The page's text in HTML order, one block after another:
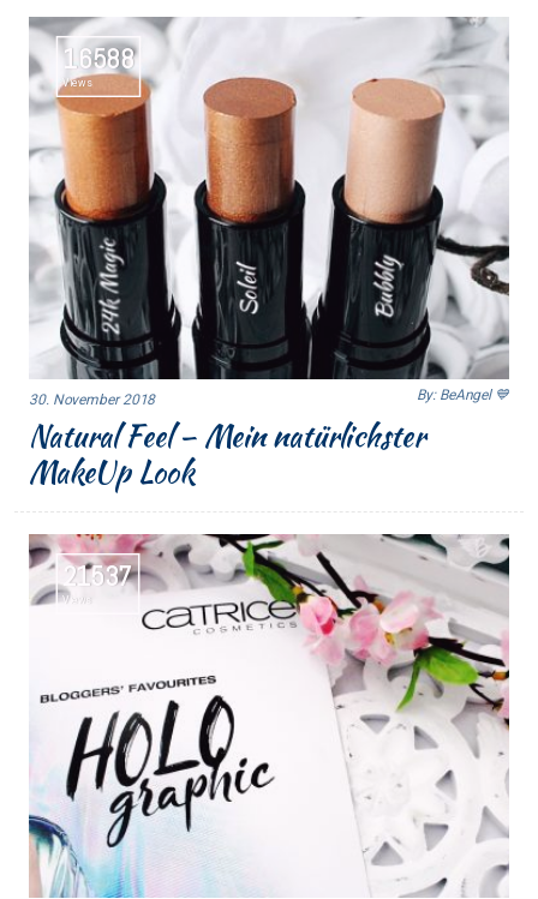
16588
Views
30. November 2018 By: BeAngel 💙
Natural Feel – Mein natürlichster
MakeUp Look
21537
Views